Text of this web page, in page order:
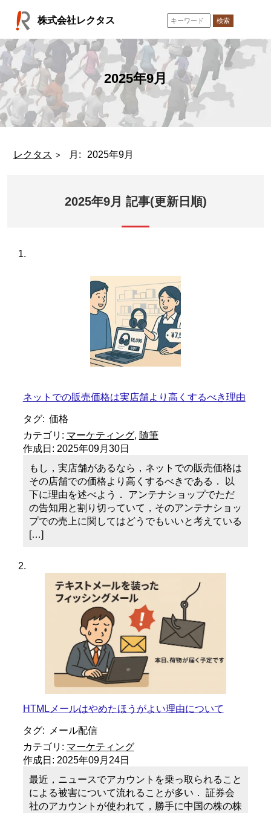
ン
ツ
へ
ス
キ
ッ
プ
検索
株式会社レクタス
2025年9月
レクタス 月: 2025年9月
2025年9月 記事(更新日順)
ネットでの販売価格は実店舗より高くするべき理由
タグ: 価格
カテゴリ: マーケティング, 随筆
作成日: 2025年09月30日
もし，実店舗があるなら，ネットでの販売価格は
その店舗での価格より高くするべきである． 以
下に理由を述べよう． アンテナショップでただ
の告知用と割り切っていて，そのアンテナショッ
プでの売上に関してはどうでもいいと考えている
[…]
HTMLメールはやめたほうがよい理由について
タグ:
メール配信
カテゴリ: マーケティング
作成日: 2025年09月24日
最近，ニュースでアカウントを乗っ取られること
による被害について流れることが多い． 証券会
社のアカウントが使われて，勝手に中国の株の株